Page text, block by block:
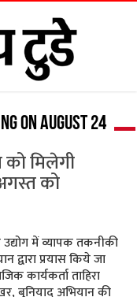
on August 24
को मिलेगी
को
में व्यापक तकनीकी
द्वारा प्रयास किये जा
कार्यकर्ता ताहिरा
बुनियाद अभियान की